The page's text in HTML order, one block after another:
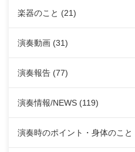
楽器のこと (21)
演奏動画 (31)
演奏報告 (77)
演奏情報/NEWS (119)
演奏時のポイント・身体のこと